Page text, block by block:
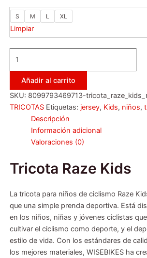
S M L XL
Limpiar
Añadir al carrito
SKU: 8099793469713-
TRICOTAS Etiquetas: jersey, Kids, niños,
Descripción
Información adicional
Valoraciones (0)
Tricota Raze Kids
La tricota para niños de ciclismo Raze
que una simple prenda deportiva. Está
en los niños, niñas y jóvenes ciclistas
cultivar el ciclismo como deporte, y el
estilo de vida. Con los estándares de
los mejores materiales, WISEBIKES ha